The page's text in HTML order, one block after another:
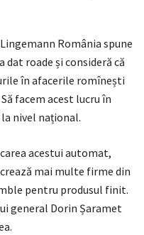
România spune
dat roade și consideră că
în afacerile romînești
facem acest lucru în
nivel național.
acestui automat,
mai multe firme din
pentru produsul finit.
general Dorin Șaramet